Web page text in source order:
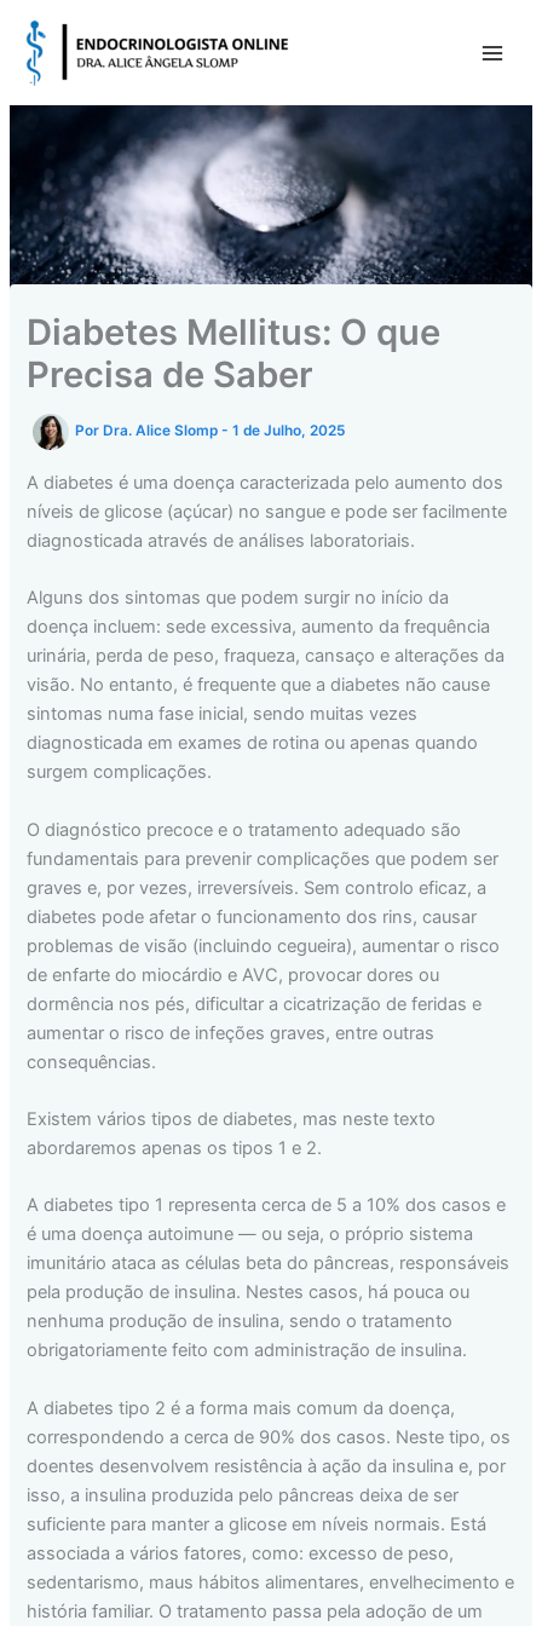
content
Diabetes Mellitus: O que
Precisa de Saber
Por Dra. Alice Slomp-1 de Julho, 2025
A diabetes é uma doença caracterizada pelo aumento dos
níveis de glicose (açúcar) no sangue e pode ser facilmente
diagnosticada através de análises laboratoriais.
Alguns dos sintomas que podem surgir no início da
doença incluem: sede excessiva, aumento da frequência
urinária, perda de peso, fraqueza, cansaço e alterações da
visão. No entanto, é frequente que a diabetes não cause
sintomas numa fase inicial, sendo muitas vezes
diagnosticada em exames de rotina ou apenas quando
surgem complicações.
O diagnóstico precoce e o tratamento adequado são
fundamentais para prevenir complicações que podem ser
graves e, por vezes, irreversíveis. Sem controlo eficaz, a
diabetes pode afetar o funcionamento dos rins, causar
problemas de visão (incluindo cegueira), aumentar o risco
de enfarte do miocárdio e AVC, provocar dores ou
dormência nos pés, dificultar a cicatrização de feridas e
aumentar o risco de infeções graves, entre outras
consequências.
Existem vários tipos de diabetes, mas neste texto
abordaremos apenas os tipos 1 e 2.
A diabetes tipo 1 representa cerca de 5 a 10% dos casos e
é uma doença autoimune — ou seja, o próprio sistema
imunitário ataca as células beta do pâncreas, responsáveis
pela produção de insulina. Nestes casos, há pouca ou
nenhuma produção de insulina, sendo o tratamento
obrigatoriamente feito com administração de insulina.
A diabetes tipo 2 é a forma mais comum da doença,
correspondendo a cerca de 90% dos casos. Neste tipo, os
doentes desenvolvem resistência à ação da insulina e, por
isso, a insulina produzida pelo pâncreas deixa de ser
suficiente para manter a glicose em níveis normais. Está
associada a vários fatores, como: excesso de peso,
sedentarismo, maus hábitos alimentares, envelhecimento e
história familiar. O tratamento passa pela adoção de um